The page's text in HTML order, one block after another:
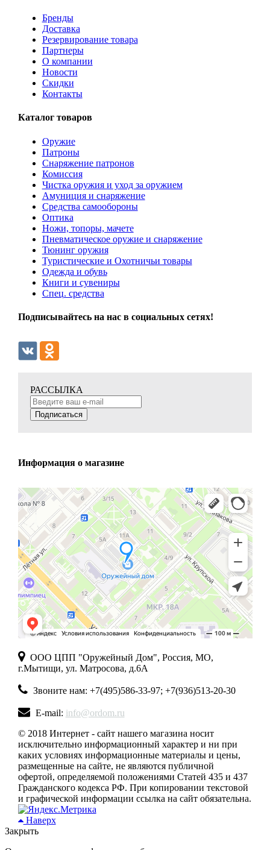
Бренды
Доставка
Резервирование товара
Партнеры
О компании
Новости
Скидки
Контакты
Каталог товаров
Оружие
Патроны
Снаряжение патронов
Комиссия
Чистка оружия и уход за оружием
Амуниция и снаряжение
Средства самообороны
Оптика
Ножи, топоры, мачете
Пневматическое оружие и снаряжение
Тюнинг оружия
Туристические и Охотничьи товары
Одежда и обувь
Книги и сувениры
Спец. средства
Подписывайтесь на нас в социальных сетях!
РАССЫЛКА
Подписаться
Информация о магазине
ООО ЦПП "Оружейный Дом", Россия, МО,
г.Мытищи, ул. Матросова, д.6А
Звоните нам: +7(495)586-33-97; +7(936)513-20-30
E-mail: info@ordom.ru
© 2018 Интернет - сайт нашего магазина носит
исключительно информационный характер и ни при
каких условиях информационные материалы и цены,
размещенные на сайте, не являются публичной
офертой, определяемой положениями Статей 435 и 437
Гражданского кодекса РФ. При копировании текстовой
и графической информации ссылка на сайт обязательна.
Наверх
Закрыть